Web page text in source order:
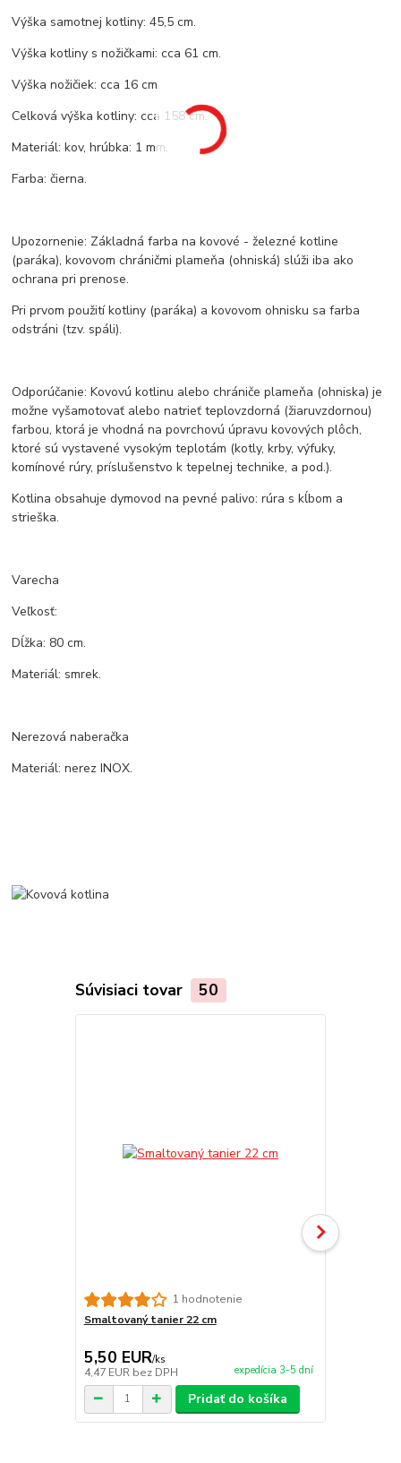
Výška samotnej kotliny: 45,5 cm.
Výška kotliny s nožičkami: cca 61 cm.
Výška nožičiek: cca 16 cm.
Celková výška kotliny: cca 158 cm.
Materiál: kov, hrúbka: 1 mm.
Farba: čierna.
Upozornenie: Základná farba na kovové - železné kotline
(paráka), kovovom chráničmi plameňa (ohniská) slúži iba ako
ochrana pri prenose.
Pri prvom použití kotliny (paráka) a kovovom ohnisku sa farba
odstráni (tzv. spáli).
Odporúčanie: Kovovú kotlinu alebo chrániče plameňa (ohniska) je
možne vyšamotovať alebo natrieť teplovzdorná (žiaruvzdornou)
farbou, ktorá je vhodná na povrchovú úpravu kovových plôch,
ktoré sú vystavené vysokým teplotám (kotly, krby, výfuky,
komínové rúry, príslušenstvo k tepelnej technike, a pod.).
Kotlina obsahuje dymovod na pevné palivo: rúra s kĺbom a
strieška.
Varecha
Veľkosť:
Dĺžka: 80 cm.
Materiál: smrek.
Nerezová naberačka
Materiál: nerez INOX.
Súvisiaci tovar 50
1 hodnotenie
Smaltovaný tanier 22 cm
5,50 EUR/ks
4,47 EUR bez DPH expedícia 3-5 dní
Pridať do košíka